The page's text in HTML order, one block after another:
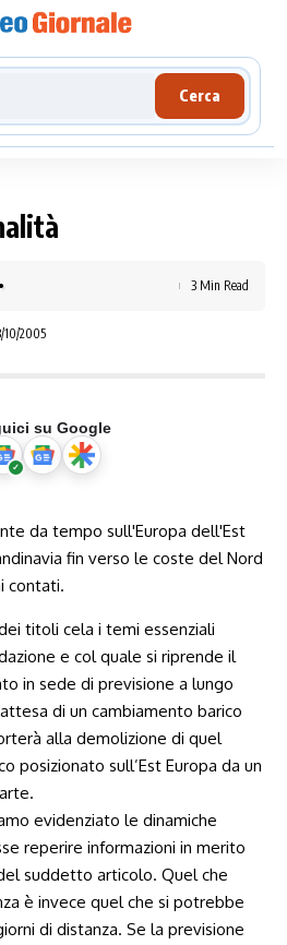
Cerca
10/2005
3 Min Read
su Google
titoli cela i temi essenziali
e col quale si riprende il
in sede di previsione a lungo
di un cambiamento barico
alla demolizione di quel
posizionato sull’Est Europa da un
evidenziato le dinamiche
reperire informazioni in merito
suddetto articolo. Quel che
è invece quel che si potrebbe
di distanza. Se la previsione